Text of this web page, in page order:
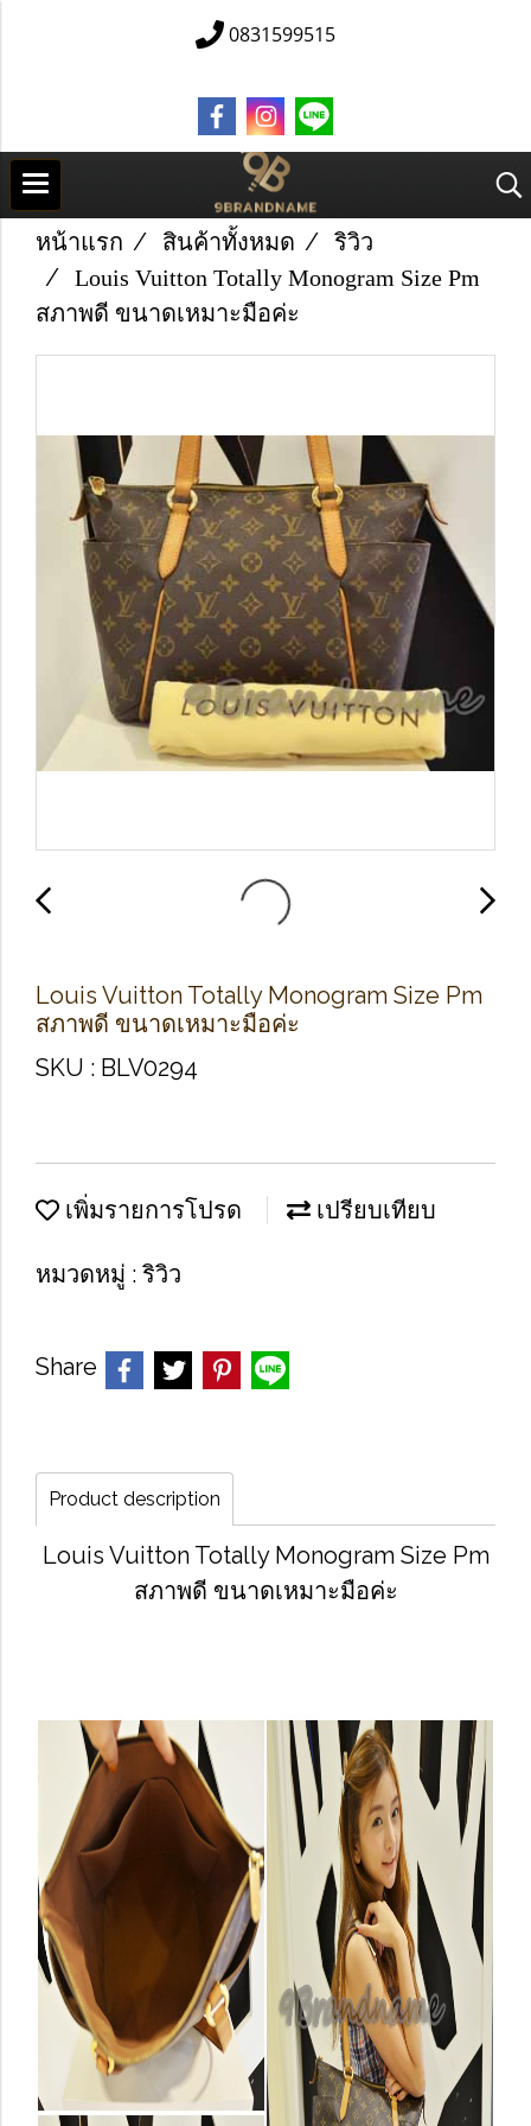
0831599515
หน้าแรก สินค้าทั้งหมด
ริวิว
Louis Vuitton Totally Monogram Size Pm
สภาพดี ขนาดเหมาะมือค่ะ
Louis Vuitton Totally Monogram Size Pm
สภาพดี ขนาดเหมาะมือค่ะ
SKU : BLV0294
เพิ่มรายการโปรด เปรียบเทียบ
หมวดหมู่ : ริวิว
Share
Product description
Louis Vuitton Totally Monogram Size Pm
สภาพดี ขนาดเหมาะมือค่ะ